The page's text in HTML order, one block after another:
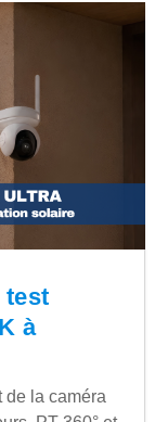
test
à
de la caméra